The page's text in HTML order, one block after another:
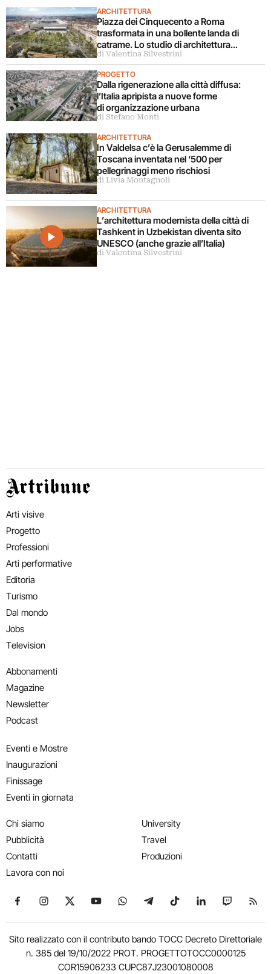
ARCHITETTURA
Piazza dei Cinquecento a Roma
trasformata in una bollente landa di
catrame. Lo studio di architettura
disconosce il progetto
di Valentina Silvestrini
PROGETTO
Dalla rigenerazione alla città diffusa:
l’Italia apripista a nuove forme
di organizzazione urbana
di Stefano Monti
ARCHITETTURA
In Valdelsa c’è la Gerusalemme di
Toscana inventata nel ‘500 per
pellegrinaggi meno rischiosi
di Livia Montagnoli
ARCHITETTURA
L’architettura modernista della città di
Tashkent in Uzbekistan diventa sito
UNESCO (anche grazie all’Italia)
di Valentina Silvestrini
Artribune
Arti visive
Progetto
Professioni
Arti performative
Editoria
Turismo
Dal mondo
Jobs
Television
Abbonamenti
Magazine
Newsletter
Podcast
Eventi e Mostre
Inaugurazioni
Finissage
Eventi in giornata
Chi siamo
Pubblicità
Contatti
Lavora con noi
University
Travel
Produzioni
Seguici su Facebook
Seguici su Instagram
Seguici su X
Seguici su YouTube
Seguici su WhatsApp
Seguici su Telegram
Seguici su TikTok
Seguici su
Seguici
Sito realizzato con il contributo bando TOCC Decreto Direttoriale
n. 385 del 19/10/2022 PROT. PROGETTOTOCC0000125
COR15906233 CUPC87J23001080008